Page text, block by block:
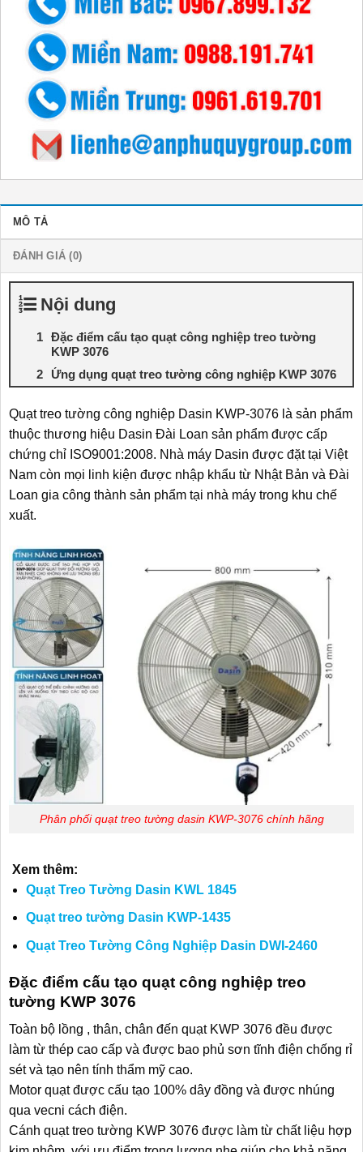
MÔ TẢ
ĐÁNH GIÁ (0)
Nội dung
Đặc điểm cấu tạo quạt công nghiệp treo tường
KWP 3076
Ứng dụng quạt treo tường công nghiệp KWP 3076
Quạt treo tường công nghiệp Dasin KWP-3076 là sản phẩm
thuộc thương hiệu Dasin Đài Loan sản phẩm được cấp
chứng chỉ ISO9001:2008. Nhà máy Dasin được đặt tại Việt
Nam còn mọi linh kiện được nhập khẩu từ Nhật Bản và Đài
Loan gia công thành sản phẩm tại nhà máy trong khu chế
xuất.
Phân phối quạt treo tường dasin KWP-3076 chính hãng
Xem thêm:
Quạt Treo Tường Dasin KWL 1845
Quạt treo tường Dasin KWP-1435
Quạt Treo Tường Công Nghiệp Dasin DWI-2460
Đặc điểm cấu tạo quạt công nghiệp treo
tường KWP 3076
Toàn bộ lồng , thân, chân đến quạt KWP 3076 đều được
làm từ thép cao cấp và được bao phủ sơn tĩnh điện chống rỉ
sét và tạo nên tính thẩm mỹ cao.
Motor quạt được cấu tạo 100% dây đồng và được nhúng
qua vecni cách điện.
Cánh quạt treo tường KWP 3076 được làm từ chất liệu hợp